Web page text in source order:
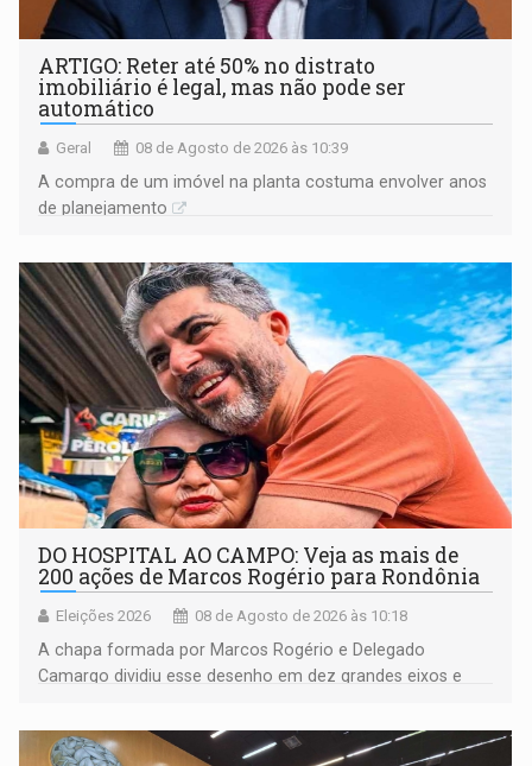
ARTIGO: Reter até 50% no distrato
imobiliário é legal, mas não pode ser
automático
Geral 08 de Agosto de 2026 às 10:39
A compra de um imóvel na planta costuma envolver anos
de planejamento
DO HOSPITAL AO CAMPO: Veja as mais de
200 ações de Marcos Rogério para Rondônia
Eleições 2026 08 de Agosto de 2026 às 10:18
A chapa formada por Marcos Rogério e Delegado
Camargo dividiu esse desenho em dez grandes eixos e